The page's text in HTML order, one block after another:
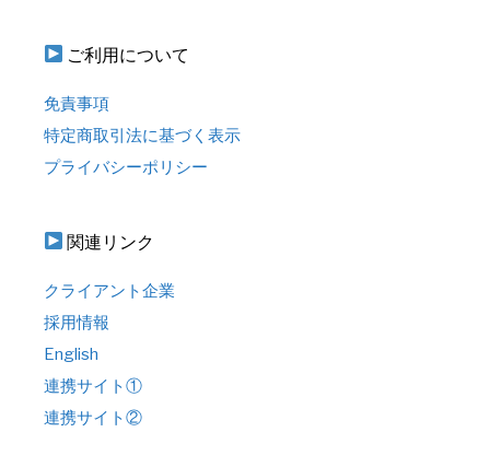
ご利用について
免責事項
特定商取引法に基づく表示
プライバシーポリシー
関連リンク
クライアント企業
採用情報
English
連携サイト①
連携サイト②